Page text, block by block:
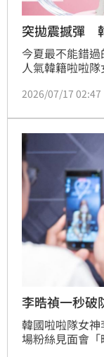
突拋震撼彈
今夏最不能錯
人氣韓籍啦啦
Festival》，將
等豐富內容，
2026/07/17 02:47
李晧禎一秒
韓國啦啦隊女
場粉絲見面會